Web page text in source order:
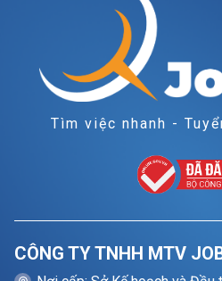
Tìm việc nhanh -
CÔNG TY TNHH MTV